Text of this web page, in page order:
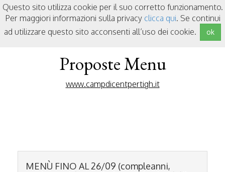
Proposte Menu
www.campdicentpertigh.it
MENÙ FINO AL 26/09 (compleanni,
Questo sito utilizza cookie per il suo corretto funzionamento.
Per maggiori informazioni sulla privacy clicca qui. Se continui
ad utilizzare questo sito acconsenti all’uso dei cookie.
ok